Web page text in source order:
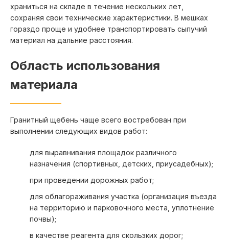
храниться на складе в течение нескольких лет,
сохраняя свои технические характеристики. В мешках
гораздо проще и удобнее транспортировать сыпучий
материал на дальние расстояния.
Область использования
материала
Гранитный щебень чаще всего востребован при
выполнении следующих видов работ:
для выравнивания площадок различного
назначения (спортивных, детских, приусадебных);
при проведении дорожных работ;
для облагораживания участка (организация въезда
на территорию и парковочного места, уплотнение
почвы);
в качестве реагента для скользких дорог;